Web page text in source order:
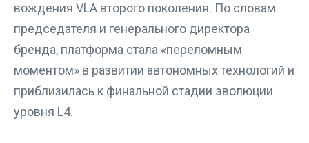
вождения VLA второго поколения. По словам
председателя и генерального директора
бренда, платформа стала «переломным
моментом» в развитии автономных технологий и
приблизилась к финальной стадии эволюции
уровня L4.